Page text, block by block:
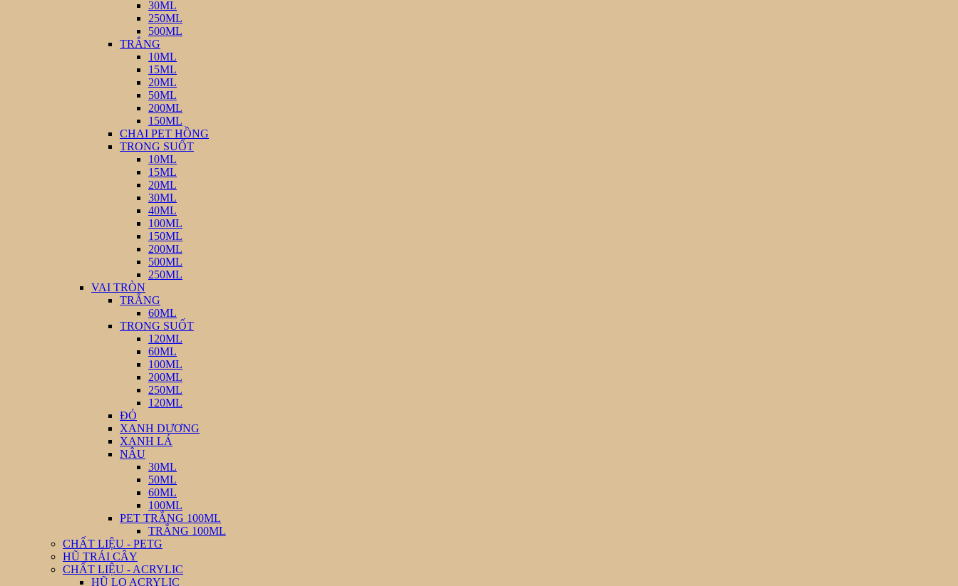
30ML
250ML
500ML
TRẮNG
10ML
15ML
20ML
50ML
200ML
150ML
CHAI PET HỒNG
TRONG SUỐT
10ML
15ML
20ML
30ML
40ML
100ML
150ML
200ML
500ML
250ML
VAI TRÒN
TRẮNG
60ML
TRONG SUỐT
120ML
60ML
100ML
200ML
250ML
120ML
ĐỎ
XANH DƯƠNG
XANH LÁ
NÂU
30ML
50ML
60ML
100ML
PET TRẮNG 100ML
TRẮNG 100ML
CHẤT LIỆU - PETG
HŨ TRÁI CÂY
CHẤT LIỆU - ACRYLIC
HŨ LỌ ACRYLIC